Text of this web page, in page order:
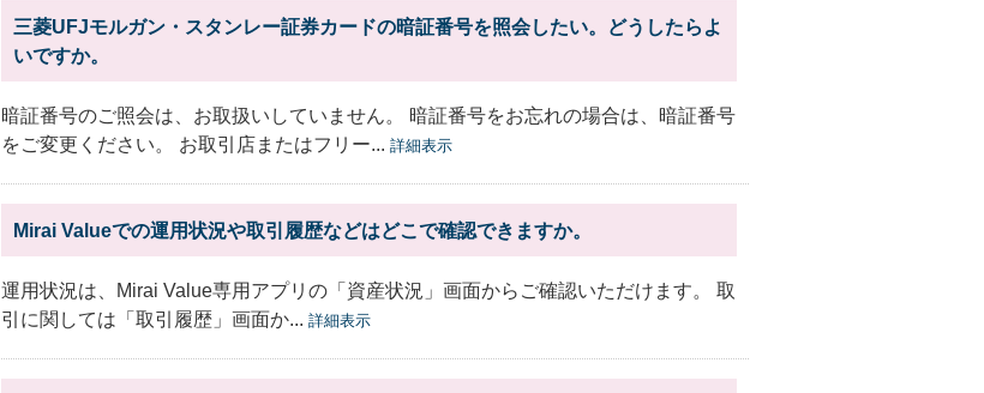
三菱UFJモルガン・スタンレー証券カードの暗証番号を照会したい。どうしたらよ
いですか。
暗証番号のご照会は、お取扱いしていません。 暗証番号をお忘れの場合は、暗証番号
をご変更ください。 お取引店またはフリー... 詳細表示
Mirai Valueでの運用状況や取引履歴などはどこで確認できますか。
運用状況は、Mirai Value専用アプリの「資産状況」画面からご確認いただけます。 取
引に関しては「取引履歴」画面か... 詳細表示